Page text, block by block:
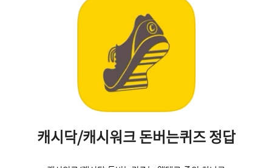
캐시닥/캐시워크 돈버는퀴즈 정답